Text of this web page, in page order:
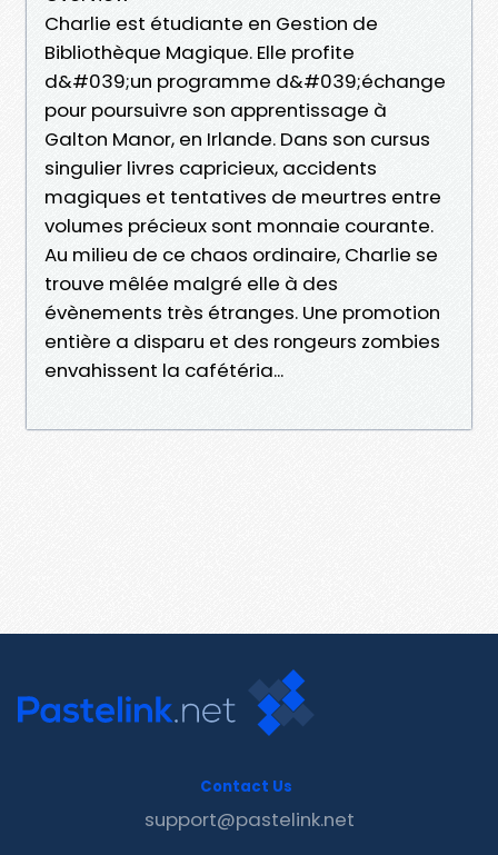
Charlie est étudiante en Gestion de
Bibliothèque Magique. Elle profite
d&#039;un programme d&#039;échange
pour poursuivre son apprentissage à
Galton Manor, en Irlande. Dans son cursus
singulier livres capricieux, accidents
magiques et tentatives de meurtres entre
volumes précieux sont monnaie courante.
Au milieu de ce chaos ordinaire, Charlie se
trouve mêlée malgré elle à des
évènements très étranges. Une promotion
entière a disparu et des rongeurs zombies
envahissent la cafétéria...
Contact Us
support@pastelink.net